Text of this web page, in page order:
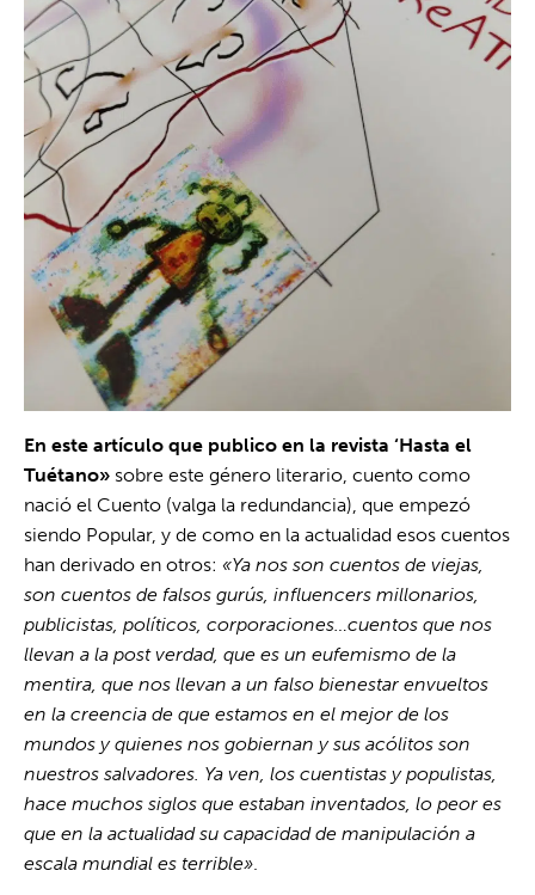
En este artículo que publico en la revista ‘Hasta el
Tuétano» sobre este género literario, cuento como
nació el Cuento (valga la redundancia), que empezó
siendo Popular, y de como en la actualidad esos cuentos
han derivado en otros: «Ya nos son cuentos de viejas,
son cuentos de falsos gurús, influencers millonarios,
publicistas, políticos, corporaciones…cuentos que nos
llevan a la post verdad, que es un eufemismo de la
mentira, que nos llevan a un falso bienestar envueltos
en la creencia de que estamos en el mejor de los
mundos y quienes nos gobiernan y sus acólitos son
nuestros salvadores. Ya ven, los cuentistas y populistas,
hace muchos siglos que estaban inventados, lo peor es
que en la actualidad su capacidad de manipulación a
escala mundial es terrible»